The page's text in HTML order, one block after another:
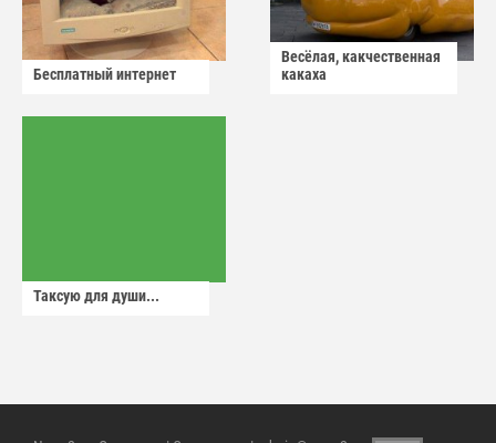
Бесплатный интернет
Весёлая, какчественная
какаха
Таксую для души...